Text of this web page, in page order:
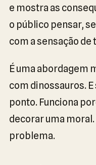
e mostra as
o público pensar,
com a sensação de
É uma abordagem
com dinossauros.
ponto. Funciona
decorar uma
problema.